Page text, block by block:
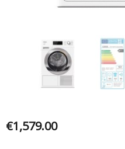
€1,579.00